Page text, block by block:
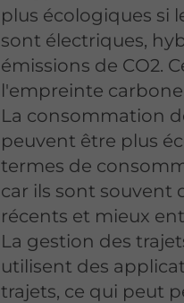
plus écologiques si
sont électriques,
émissions de CO2.
l'empreinte
La consommation
peuvent être plus
termes de
car ils sont souvent
récents et mieux
La gestion des
utilisent des
trajets, ce qui peut